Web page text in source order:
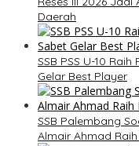
Daerah
SSB PSS U-10
Gelar Best Player
SSB Palembang
Almair Ahmad